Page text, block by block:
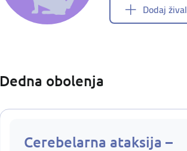
Dodaj žival
Dedna obolenja
Cerebelarna ataksija –